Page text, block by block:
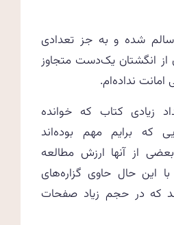
شده و به جز تعدادی
از انگشتان یک‌دست متجاوز
نداده‌ام.
زیادی کتاب که خوانده
که برایم مهم بوده‌اند
از آنها ارزش مطالعه
با این حال حاوی گزاره‌های
که در حجم زیاد صفحات